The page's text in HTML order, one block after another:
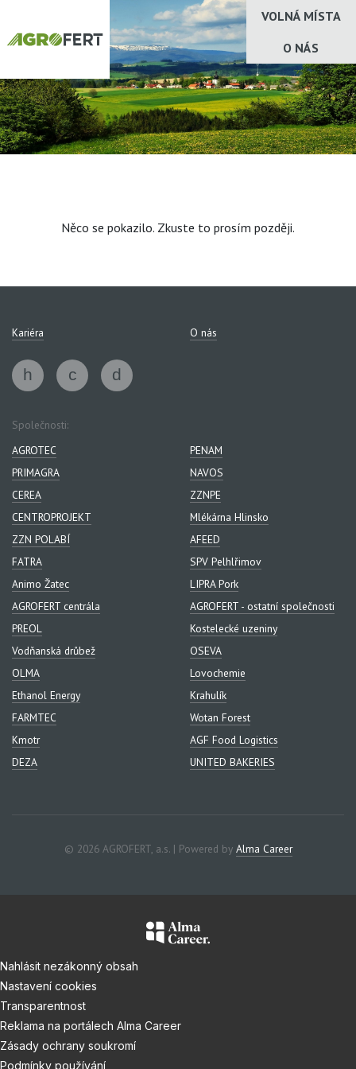
VOLNÁ MÍSTA
O NÁS
Něco se pokazilo. Zkuste to prosím později.
Kariéra O nás
Společnosti:
AGROTEC
PENAM
PRIMAGRA
NAVOS
CEREA
ZZNPE
CENTROPROJEKT
Mlékárna Hlinsko
ZZN POLABÍ
AFEED
FATRA
SPV Pelhlřimov
Animo Žatec
LIPRA Pork
AGROFERT centrála
AGROFERT - ostatní společnosti
PREOL
Kostelecké uzeniny
Vodňanská drůbež
OSEVA
OLMA
Lovochemie
Ethanol Energy
Krahulík
FARMTEC
Wotan Forest
Kmotr
AGF Food Logistics
DEZA
UNITED BAKERIES
© 2026 AGROFERT, a.s. | Powered by Alma Career
Nahlásit nezákonný obsah
Nastavení cookies
Transparentnost
Reklama na portálech Alma Career
Zásady ochrany soukromí
Podmínky používání